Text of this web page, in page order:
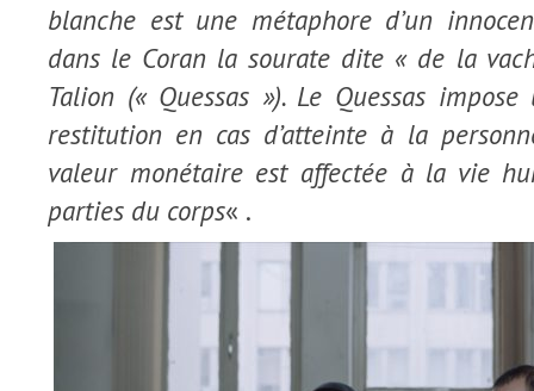
blanche est une métaphore d’un
dans le Coran la sourate dite « de la
Talion (« Quessas »). Le Quessas
restitution en cas d’atteinte à la
valeur monétaire est affectée à la vie
parties du corps« .